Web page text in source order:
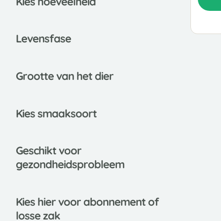
Levensfase
Grootte van het dier
Kies smaaksoort
Geschikt voor
gezondheidsprobleem
Kies hier voor abonnement of
losse zak